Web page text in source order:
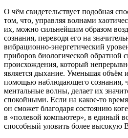
О чём свидетельствует подобная
том, что, управляя волнами
их, можно сильнейшим образом
сознания, переводя его на
вибрационно-энергетический
приборов биологической обратной
происхождения, который
является дыхание. Уменьшая объём
помощью наблюдающего сознания,
ментальные волны, делает их
спокойными. Если на какое-то
он сможет благодаря состоянию
в «полевой компьютер», в единый
способный уловить более высокую